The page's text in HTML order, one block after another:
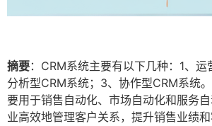
摘要：CRM系统主要有以下几种：1、运
分析型CRM系统；3、协作型CRM系统。
要用于销售自动化、市场自动化和服务
业高效地管理客户关系，提升销售业绩